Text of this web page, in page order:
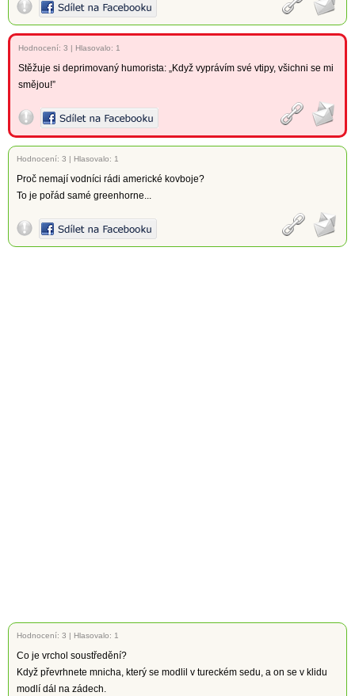
Hodnocení: 3 | Hlasovalo: 1
Stěžuje si deprimovaný humorista: „Když vyprávím své vtipy, všichni se mi
smějou!”
Hodnocení: 3 | Hlasovalo: 1
Proč nemají vodníci rádi americké kovboje?
To je pořád samé greenhorne...
Hodnocení: 3 | Hlasovalo: 1
Co je vrchol soustředění?
Když převrhnete mnicha, který se modlil v tureckém sedu, a on se v klidu
modlí dál na zádech.